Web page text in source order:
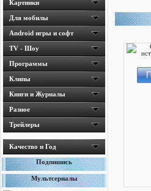
Картинки
Для мобилы
Android игры и софт
TV - Шоу
Программы
Клипы
Книги и Журналы
Разное
Трейлеры
Качество и Год
Подпишись
Мультсериалы